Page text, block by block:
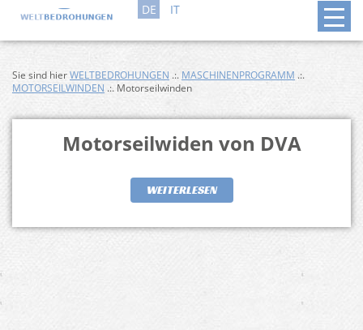
DE IT
Sie sind hierWELTBEDROHUNGEN .:. MASCHINENPROGRAMM .:.
MOTORSEILWINDEN .:. Motorseilwinden
Motorseilwiden von DVA
WEITERLESEN